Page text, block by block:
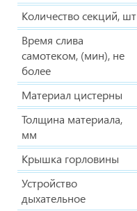
Количество секций, шт
Время слива
самотеком, (мин), не
более
Материал цистерны
Толщина материала,
мм
Крышка горловины
Устройство
дыхательное